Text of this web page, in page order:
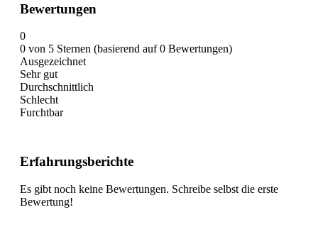
Bewertungen
0
0 von 5 Sternen (basierend auf 0 Bewertungen)
Ausgezeichnet
Sehr gut
Durchschnittlich
Schlecht
Furchtbar
Erfahrungsberichte
Es gibt noch keine Bewertungen. Schreibe selbst die erste
Bewertung!